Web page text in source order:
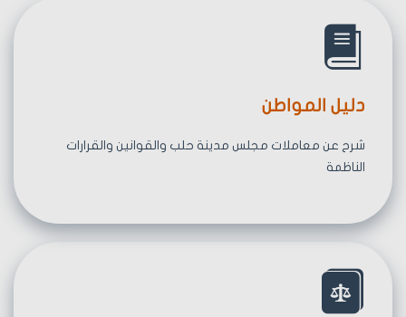
دليل المواطن
شرح عن معاملات مجلس مدينة حلب والقوانين والقرارات
الناظمة